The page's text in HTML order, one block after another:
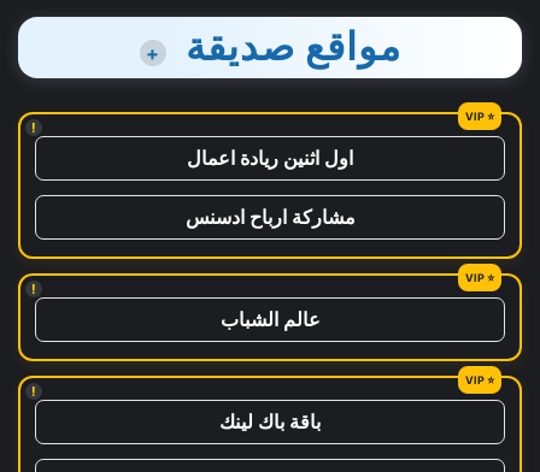
مواقع صديقة +
!
اول اثنين ريادة اعمال
مشاركة ارباح ادسنس
!
عالم الشباب
!
باقة باك لينك